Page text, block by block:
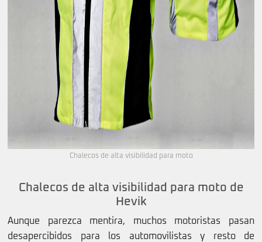
Chalecos de alta visibilidad para moto
Chalecos de alta visibilidad para moto de
Hevik
Aunque parezca mentira, muchos motoristas pasan
desapercibidos para los automovilistas y resto de